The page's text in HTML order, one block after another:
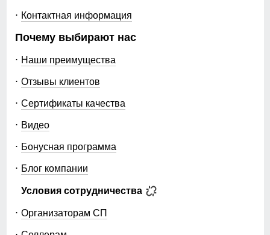
Контактная информация
Почему выбирают нас
Наши преимущества
Отзывы клиентов
Сертификаты качества
Видео
Бонусная программа
Блог компании
Условия сотрудничества
Организаторам СП